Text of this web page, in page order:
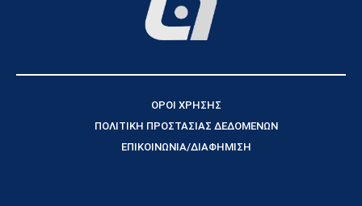
ΟΡΟΙ ΧΡΗΣΗΣ
ΠΟΛΙΤΙΚΗ ΠΡΟΣΤΑΣΙΑΣ ΔΕΔΟΜΕΝΩΝ
ΕΠΙΚΟΙΝΩΝΙΑ/ΔΙΑΦΗΜΙΣΗ